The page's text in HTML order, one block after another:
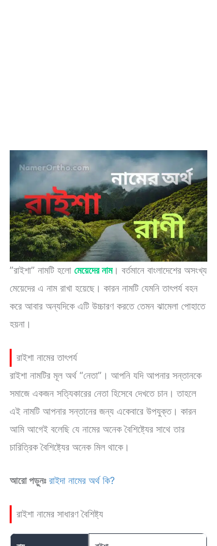
”রাইশা” নামটি হলো মেয়েদের নাম। বর্তমানে বাংলাদেশের অসংখ্য
মেয়েদের এ নাম রাখা হয়েছে। কারন নামটি যেমনি তাৎপর্য বহন
করে আবার অন্যদিকে এটি উচ্চারণ করতে তেমন ঝামেলা পোহাতে
হয়না।
রাইশা নামের তাৎপর্য
রাইশা নামটির মূল অর্থ “নেতা”। আপনি যদি আপনার সন্তানকে
সমাজে একজন সত্যিকারের নেতা হিসেবে দেখতে চান। তাহলে
এই নামটি আপনার সন্তানের জন্য একেবারে উপযুক্ত। কারন
আমি আগেই বলেছি যে নামের অনেক বৈশিষ্ট্যের সাথে তার
চারিত্রিক বৈশিষ্ট্যের অনেক মিল থাকে।
আরো পড়ুনঃ রাইদা নামের অর্থ কি?
রাইশা নামের সাধারণ বৈশিষ্ট্য